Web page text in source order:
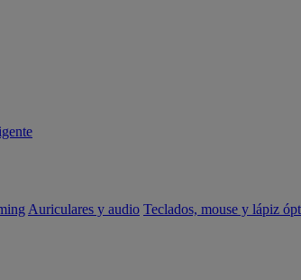
Auriculares y audio Teclados, mouse y lápiz